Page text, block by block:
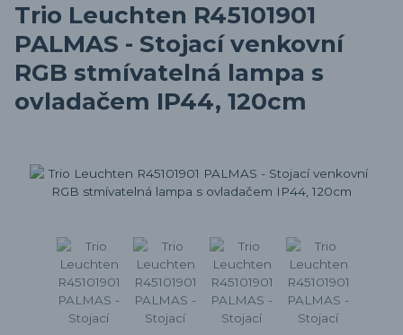
Trio Leuchten R45101901
PALMAS - Stojací venkovní
RGB stmívatelná lampa s
ovladačem IP44, 120cm